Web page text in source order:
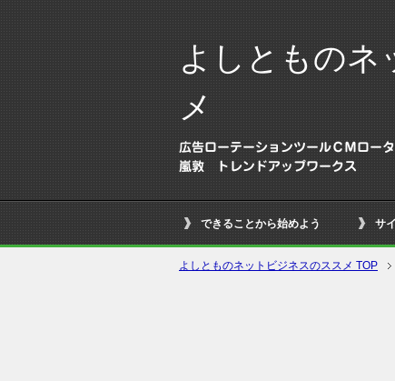
よしとものネ
メ
広告ローテーションツールＣＭロ
嵐敦 トレンドアップワークス
できることから始めよう サ
よしとものネットビジネスのススメ TOP